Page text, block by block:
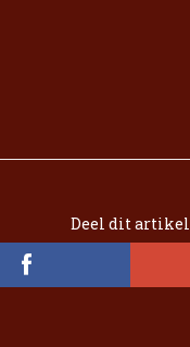
Deel dit artikel